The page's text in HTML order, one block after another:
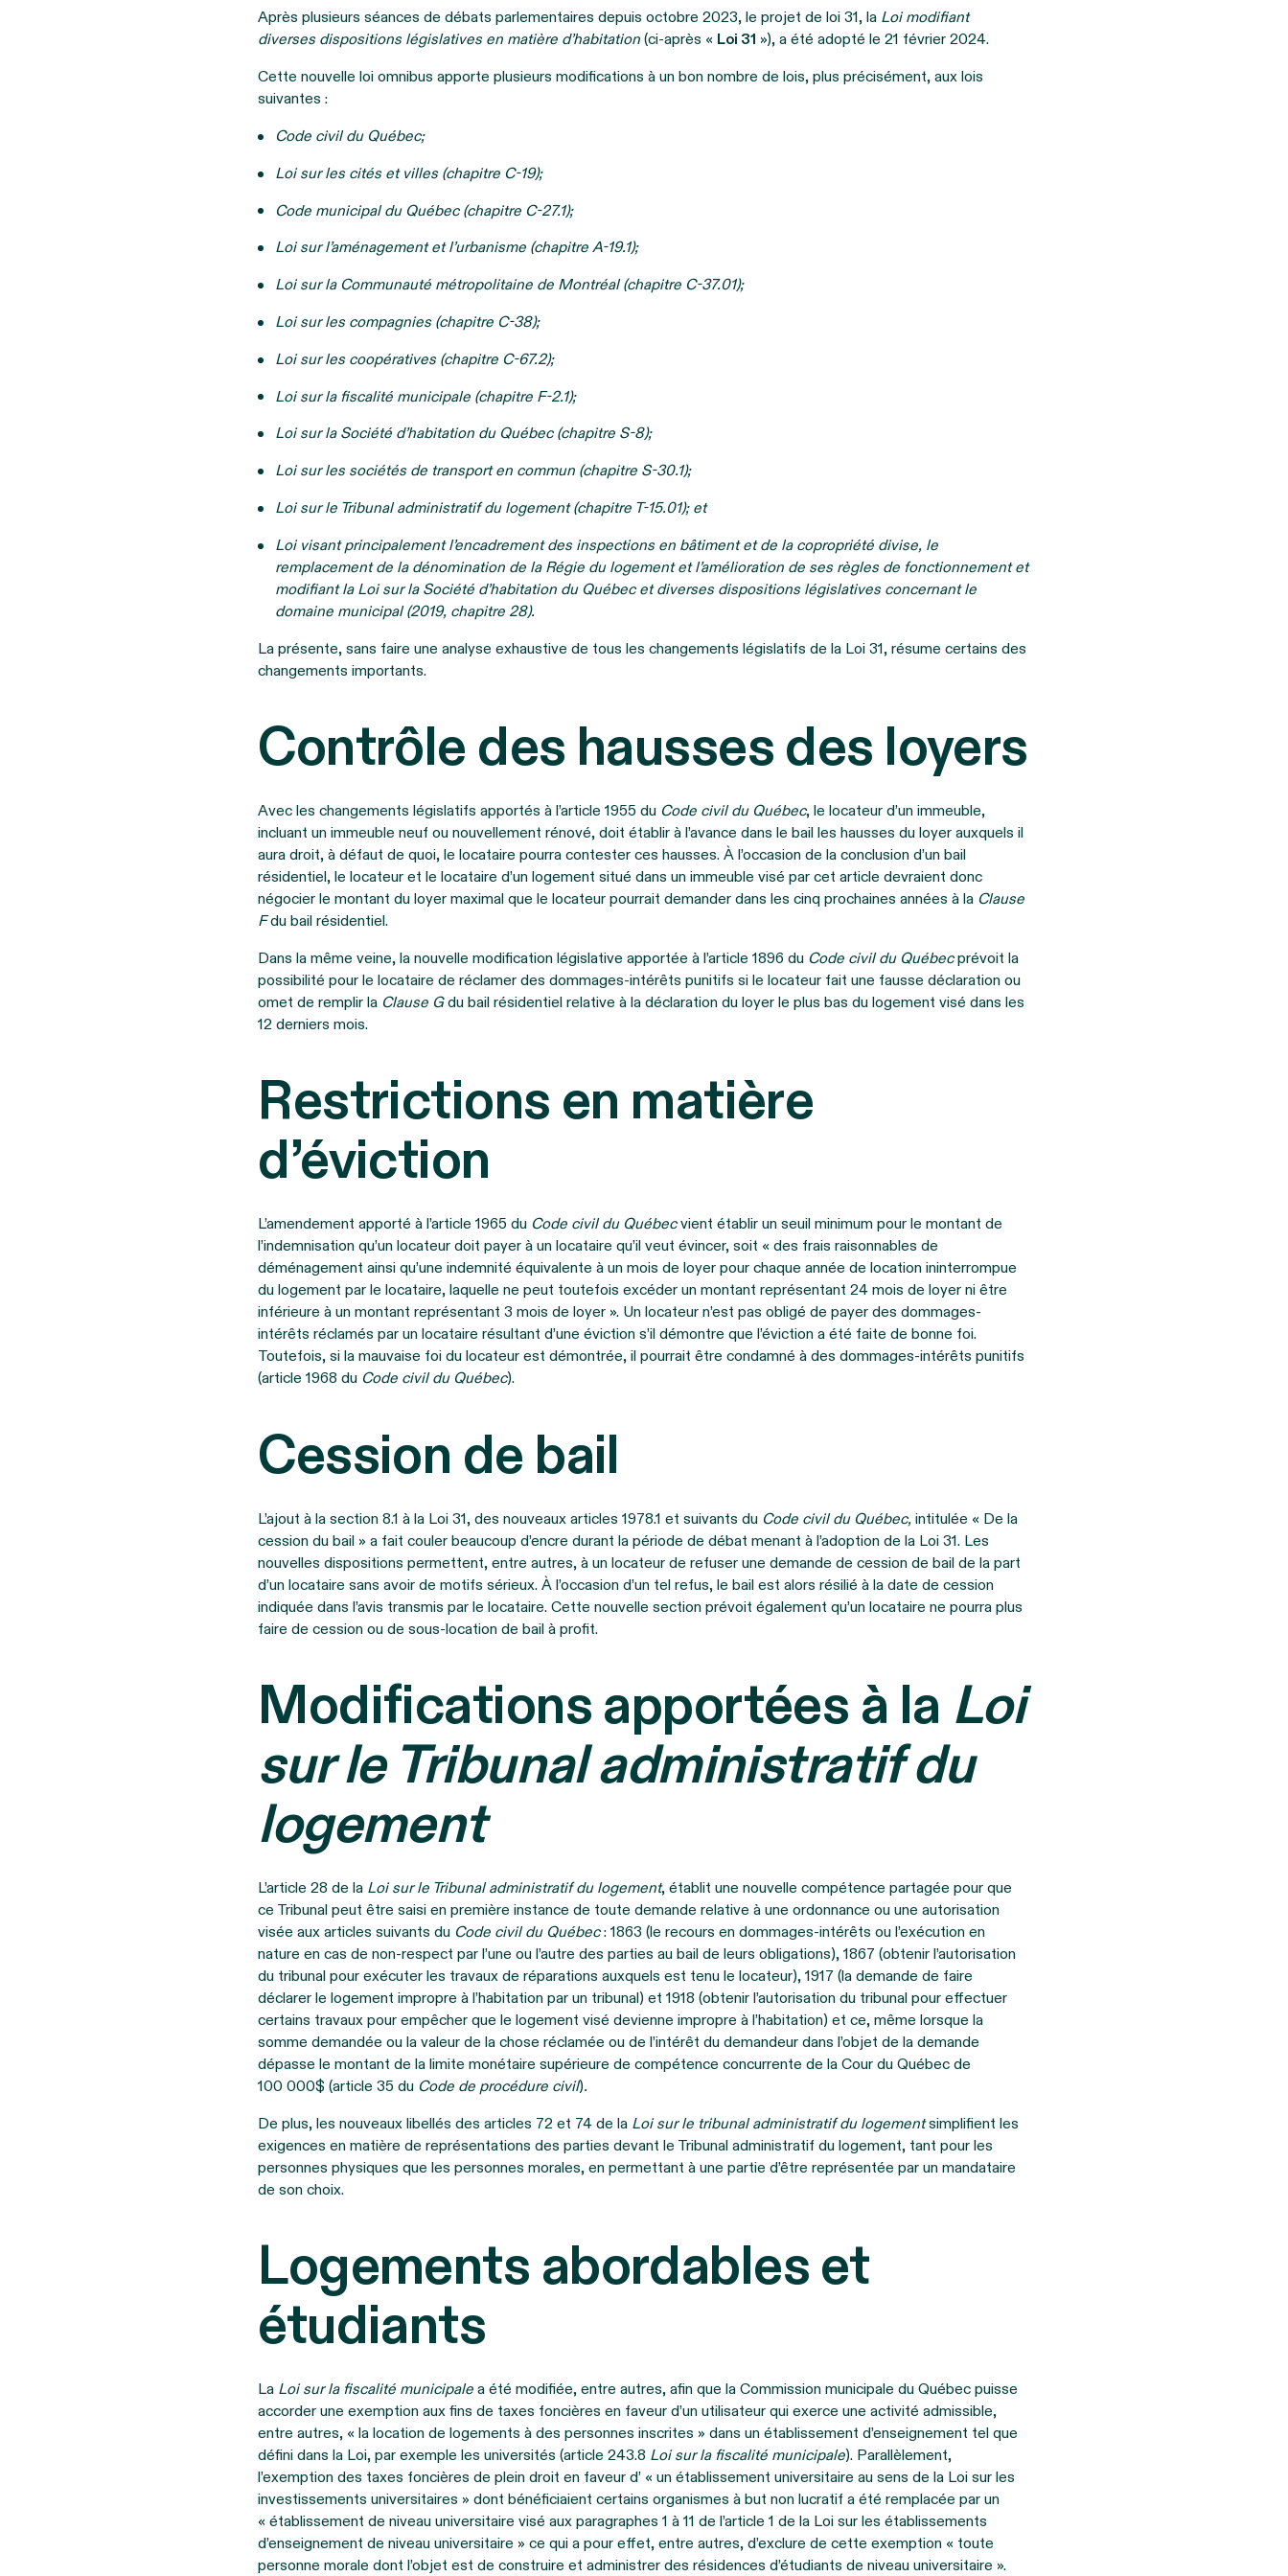
Après plusieurs séances de débats parlementaires depuis octobre 2023, le projet de loi 31, la Loi modifiant
diverses dispositions législatives en matière d’habitation(ci-après « Loi 31 »), a été adopté le 21 février 2024.
Cette nouvelle loi omnibus apporte plusieurs modifications à un bon nombre de lois, plus précisément, aux lois
suivantes :
Code civil du Québec;
Loi sur les cités et villes (chapitre C-19);
Code municipal du Québec (chapitre C-27.1);
Loi sur l’aménagement et l’urbanisme (chapitre A-19.1);
Loi sur la Communauté métropolitaine de Montréal (chapitre C-37.01);
Loi sur les compagnies (chapitre C-38);
Loi sur les coopératives (chapitre C-67.2);
Loi sur la fiscalité municipale (chapitre F-2.1);
Loi sur la Société d’habitation du Québec (chapitre S-8);
Loi sur les sociétés de transport en commun (chapitre S-30.1);
Loi sur le Tribunal administratif du logement (chapitre T-15.01); et
Loi visant principalement l’encadrement des inspections en bâtiment et de la copropriété divise, le
remplacement de la dénomination de la Régie du logement et l’amélioration de ses règles de fonctionnement et
modifiant la Loi sur la Société d’habitation du Québec et diverses dispositions législatives concernant le
domaine municipal (2019, chapitre 28).
La présente, sans faire une analyse exhaustive de tous les changements législatifs de la Loi 31, résume certains des
changements importants.
Contrôle des hausses des loyers
Avec les changements législatifs apportés à l’article 1955 du Code civil du Québec, le locateur d’un immeuble,
incluant un immeuble neuf ou nouvellement rénové, doit établir à l’avance dans le bail les hausses du loyer auxquels il
aura droit, à défaut de quoi, le locataire pourra contester ces hausses. À l’occasion de la conclusion d’un bail
résidentiel, le locateur et le locataire d’un logement situé dans un immeuble visé par cet article devraient donc
négocier le montant du loyer maximal que le locateur pourrait demander dans les cinq prochaines années à la Clause
Fdu bail résidentiel.
Dans la même veine, la nouvelle modification législative apportée à l’article 1896 du Code civil du Québecprévoit la
possibilité pour le locataire de réclamer des dommages-intérêts punitifs si le locateur fait une fausse déclaration ou
omet de remplir la Clause Gdu bail résidentiel relative à la déclaration du loyer le plus bas du logement visé dans les
12 derniers mois.
Restrictions en matière
d’éviction
L’amendement apporté à l’article 1965 du Code civil du Québecvient établir un seuil minimum pour le montant de
l’indemnisation qu’un locateur doit payer à un locataire qu’il veut évincer, soit « des frais raisonnables de
déménagement ainsi qu’une indemnité équivalente à un mois de loyer pour chaque année de location ininterrompue
du logement par le locataire, laquelle ne peut toutefois excéder un montant représentant 24 mois de loyer ni être
inférieure à un montant représentant 3 mois de loyer ». Un locateur n’est pas obligé de payer des dommages-
intérêts réclamés par un locataire résultant d’une éviction s’il démontre que l’éviction a été faite de bonne foi.
Toutefois, si la mauvaise foi du locateur est démontrée, il pourrait être condamné à des dommages-intérêts punitifs
(article 1968 du Code civil du Québec).
Cession de bail
L’ajout à la section 8.1 à la Loi 31, des nouveaux articles 1978.1 et suivants du Code civil du Québec,intitulée « De la
cession du bail » a fait couler beaucoup d’encre durant la période de débat menant à l’adoption de la Loi 31. Les
nouvelles dispositions permettent, entre autres, à un locateur de refuser une demande de cession de bail de la part
d’un locataire sans avoir de motifs sérieux. À l’occasion d’un tel refus, le bail est alors résilié à la date de cession
indiquée dans l’avis transmis par le locataire. Cette nouvelle section prévoit également qu’un locataire ne pourra plus
faire de cession ou de sous-location de bail à profit.
Modifications apportées à la Loi
sur le Tribunal administratif du
logement
L’article 28 de la Loi sur le Tribunal administratif du logement, établit une nouvelle compétence partagée pour que
ce Tribunal peut être saisi en première instance de toute demande relative à une ordonnance ou une autorisation
visée aux articles suivants du Code civil du Québec: 1863 (le recours en dommages-intérêts ou l’exécution en
nature en cas de non-respect par l’une ou l’autre des parties au bail de leurs obligations), 1867 (obtenir l’autorisation
du tribunal pour exécuter les travaux de réparations auxquels est tenu le locateur), 1917 (la demande de faire
déclarer le logement impropre à l’habitation par un tribunal) et 1918 (obtenir l’autorisation du tribunal pour effectuer
certains travaux pour empêcher que le logement visé devienne impropre à l’habitation) et ce, même lorsque la
somme demandée ou la valeur de la chose réclamée ou de l’intérêt du demandeur dans l’objet de la demande
dépasse le montant de la limite monétaire supérieure de compétence concurrente de la Cour du Québec de
100 000$ (article 35 du Code de procédure civil).
De plus, les nouveaux libellés des articles 72 et 74 de la Loi sur le tribunal administratif du logementsimplifient les
exigences en matière de représentations des parties devant le Tribunal administratif du logement, tant pour les
personnes physiques que les personnes morales, en permettant à une partie d’être représentée par un mandataire
de son choix.
Logements abordables et
étudiants
La Loi sur la fiscalité municipalea été modifiée, entre autres, afin que la Commission municipale du Québec puisse
accorder une exemption aux fins de taxes foncières en faveur d’un utilisateur qui exerce une activité admissible,
entre autres, « la location de logements à des personnes inscrites » dans un établissement d’enseignement tel que
défini dans la Loi, par exemple les universités (article 243.8 Loi sur la fiscalité municipale). Parallèlement,
l’exemption des taxes foncières de plein droit en faveur d’ « un établissement universitaire au sens de la Loi sur les
investissements universitaires » dont bénéficiaient certains organismes à but non lucratif a été remplacée par un
« établissement de niveau universitaire visé aux paragraphes 1 à 11 de l’article 1 de la Loi sur les établissements
d’enseignement de niveau universitaire » ce qui a pour effet, entre autres, d’exclure de cette exemption « toute
personne morale dont l’objet est de construire et administrer des résidences d’étudiants de niveau universitaire ».